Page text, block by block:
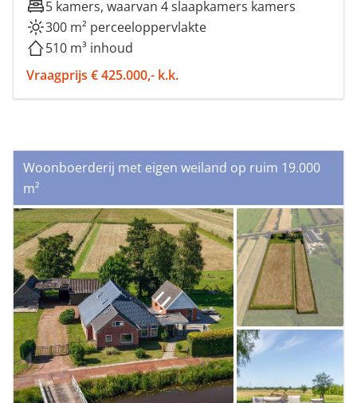
5 kamers, waarvan 4 slaapkamers kamers
300 m² perceeloppervlakte
510 m³ inhoud
Vraagprijs € 425.000,- k.k.
Woonboerderij met eigen weiland op ruim 19.000
m²